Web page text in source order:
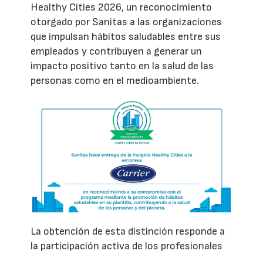
Healthy Cities 2026, un reconocimiento
otorgado por Sanitas a las organizaciones
que impulsan hábitos saludables entre sus
empleados y contribuyen a generar un
impacto positivo tanto en la salud de las
personas como en el medioambiente.
La obtención de esta distinción responde a
la participación activa de los profesionales